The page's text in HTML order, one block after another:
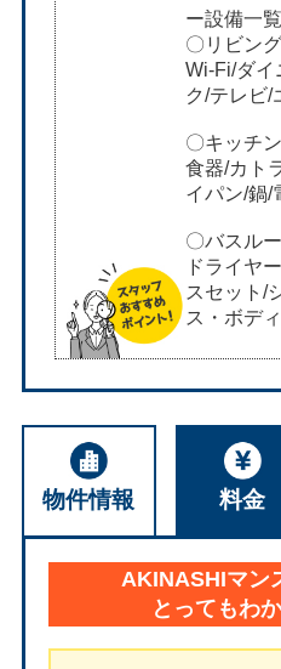
ー設備一
〇リビング
Wi-Fi/ダイ
ク/テレビ/
〇キッチン
食器/カト
イパン/鍋/
〇バスル
ドライヤ
スセット/
ス・ボデ
物件情報 料金
AKINASHIマン
とってもわ